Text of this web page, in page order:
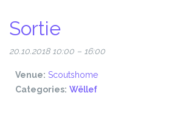
Sortie
20.10.2018 10:00 – 16:00
Venue: Scoutshome
Categories: Wëllef